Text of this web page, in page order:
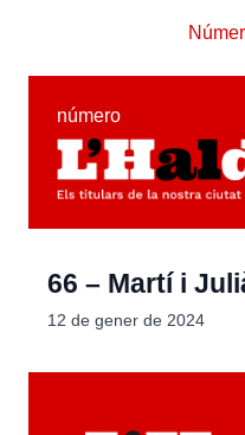
número
66 – Martí i
12 de gener de 2024